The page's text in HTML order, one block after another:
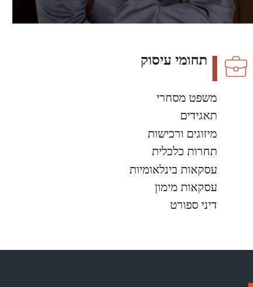
תחומי עיסוק
משפט מסחרי
תאגידים
מיזוגים ורכישות
תחרות כלכלית
עסקאות בינלאומיות
עסקאות מימון
דיני ספורט